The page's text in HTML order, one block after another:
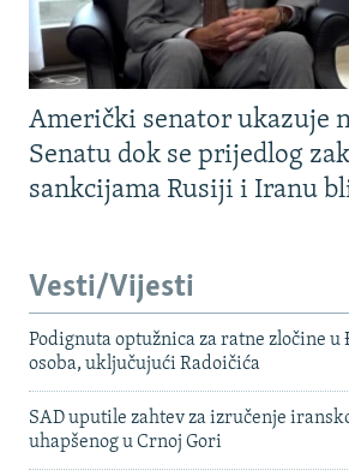
Američki senator ukazuje
Senatu dok se prijedlog
sankcijama Rusiji i Iranu
Vesti/Vijesti
Podignuta optužnica za ratne zločine
osoba, uključujući Radoičića
SAD uputile zahtev za izručenje
uhapšenog u Crnoj Gori